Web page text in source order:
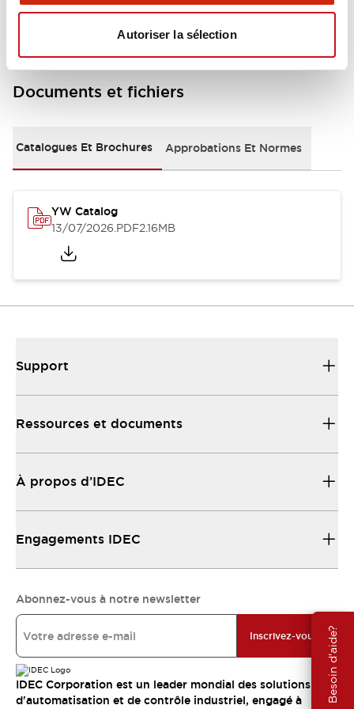
Autoriser la sélection
Besoin d'aide?
Documents et fichiers
Catalogues Et Brochures Approbations Et Normes
YW Catalog
13/07/2026.PDF2.16MB
Support
Ressources et documents
À propos d’IDEC
Engagements IDEC
Abonnez-vous à notre newsletter
Inscrivez-vous
IDEC Corporation est un leader mondial des solutions
d'automatisation et de contrôle industriel, engagé à